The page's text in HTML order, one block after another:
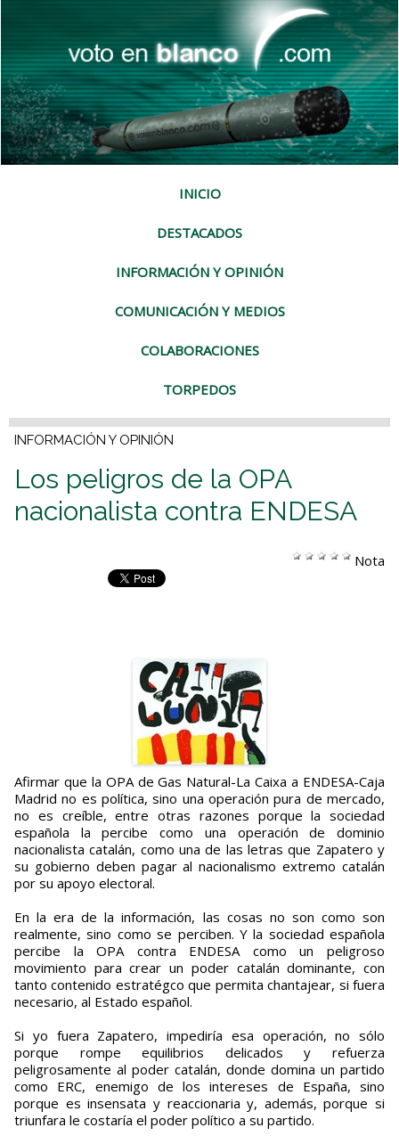
INICIO
DESTACADOS
INFORMACIÓN Y OPINIÓN
COMUNICACIÓN Y MEDIOS
COLABORACIONES
TORPEDOS
INFORMACIÓN Y OPINIÓN
Los peligros de la OPA
nacionalista contra ENDESA
Nota
Afirmar que la OPA de Gas Natural-La Caixa a ENDESA-Caja
Madrid no es política, sino una operación pura de mercado,
no es creíble, entre otras razones porque la sociedad
española la percibe como una operación de dominio
nacionalista catalán, como una de las letras que Zapatero y
su gobierno deben pagar al nacionalismo extremo catalán
por su apoyo electoral.
En la era de la información, las cosas no son como son
realmente, sino como se perciben. Y la sociedad española
percibe la OPA contra ENDESA como un peligroso
movimiento para crear un poder catalán dominante, con
tanto contenido estratégco que permita chantajear, si fuera
necesario, al Estado español.
Si yo fuera Zapatero, impediría esa operación, no sólo
porque rompe equilibrios delicados y refuerza
peligrosamente al poder catalán, donde domina un partido
como ERC, enemigo de los intereses de España, sino
porque es insensata y reaccionaria y, además, porque si
triunfara le costaría el poder político a su partido.